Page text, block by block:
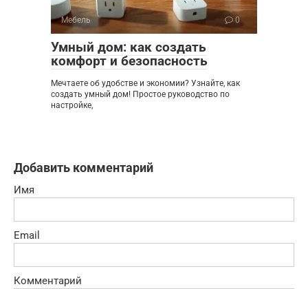
Мебель 0
Умный дом: как создать
комфорт и безопасность
Мечтаете об удобстве и экономии? Узнайте, как
создать умный дом! Простое руководство по
настройке,
Добавить комментарий
Имя
Email
Комментарий